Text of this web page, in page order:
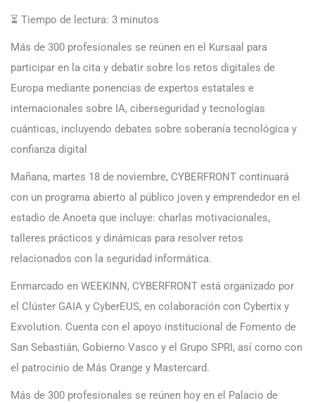
⏳ Tiempo de lectura: 3 minutos
Más de 300 profesionales se reúnen en el Kursaal para
participar en la cita y debatir sobre los retos digitales de
Europa mediante ponencias de expertos estatales e
internacionales sobre IA, ciberseguridad y tecnologías
cuánticas, incluyendo debates sobre soberanía tecnológica y
confianza digital
Mañana, martes 18 de noviembre, CYBERFRONT continuará
con un programa abierto al público joven y emprendedor en el
estadio de Anoeta que incluye: charlas motivacionales,
talleres prácticos y dinámicas para resolver retos
relacionados con la seguridad informática.
Enmarcado en WEEKINN, CYBERFRONT está organizado por
el Clúster GAIA y CyberEUS, en colaboración con Cybertix y
Exvolution. Cuenta con el apoyo institucional de Fomento de
San Sebastián, Gobierno Vasco y el Grupo SPRI, así como con
el patrocinio de Más Orange y Mastercard.
Más de 300 profesionales se reúnen hoy en el Palacio de